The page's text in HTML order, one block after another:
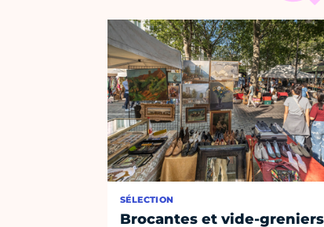
SÉLECTION
Brocantes et vide-